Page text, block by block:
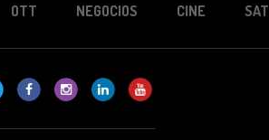
OTT NEGOCIOS CINE